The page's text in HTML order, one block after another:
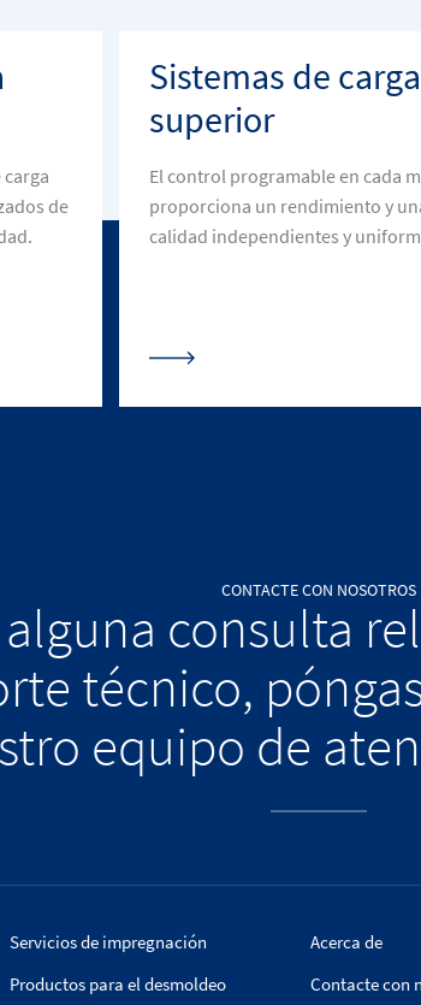
de
Sistemas de carga
superior
El control programable en cada
proporciona un rendimiento y
calidad independientes y
CONTACTE CON NOSOTROS
consulta
técnico,
equipo de
Servicios de impregnación
Productos para el desmoldeo
Acerca de
Contacte con